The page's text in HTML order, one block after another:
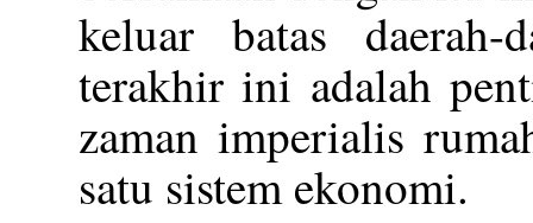
keluar batas
terakhir ini adalah
zaman imperialis
satu sistem ekonomi.